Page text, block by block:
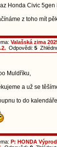
Honda Civic 5gen
z toho mít
Valašská zima
Odpovědi: 5
Muldříku,
a už se
to do
P: HONDA